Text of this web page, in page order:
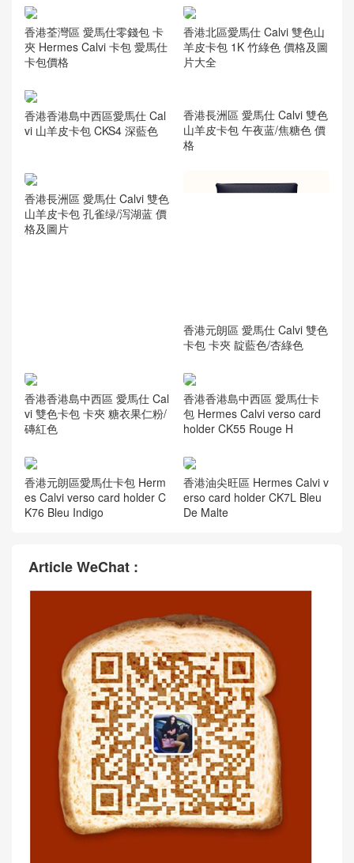
香港荃灣區 愛馬仕零錢包 卡
夾 Hermes Calvi 卡包 愛馬仕
卡包價格
香港北區愛馬仕 Calvi 雙色山
羊皮卡包 1K 竹綠色 價格及圖
片大全
香港香港島中西區愛馬仕 Cal
vi 山羊皮卡包 CKS4 深藍色
香港長洲區 愛馬仕 Calvi 雙色
山羊皮卡包 午夜蓝/焦糖色 價
格
香港長洲區 愛馬仕 Calvi 雙色
山羊皮卡包 孔雀绿/泻湖蓝 價
格及圖片
香港元朗區 愛馬仕 Calvi 雙色
卡包 卡夾 靛藍色/杏綠色
香港香港島中西區 愛馬仕 Cal
vi 雙色卡包 卡夾 糖衣果仁粉/
磚紅色
香港香港島中西區 愛馬仕卡
包 Hermes Calvi verso card
holder CK55 Rouge H
香港元朗區愛馬仕卡包 Herm
es Calvi verso card holder C
K76 Bleu Indigo
香港油尖旺區 Hermes Calvi v
erso card holder CK7L Bleu
De Malte
Article WeChat :